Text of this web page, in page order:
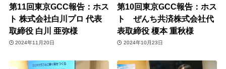
第11回東京GCC報告：ホス
ト 株式会社白川プロ 代表
取締役 白川 亜弥様
2024年11月20日
第10回東京GCC報告：ホス
ト ぜんち共済株式会社代
表取締役 榎本 重秋様
2024年10月23日